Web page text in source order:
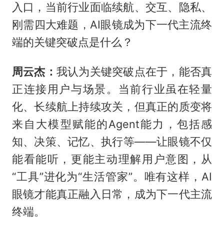
入口，当前行业面临续航、交互、隐私、
刚需四大难题，AI眼镜成为下一代主流终
端的关键突破点是什么？
周云杰： 我认为关键突破点在于，能否真
正连接用户与场景。当前行业虽在轻量
化、长续航上持续攻关，但真正的质变将
来自大模型赋能的Agent能力，包括感
知、决策、记忆、执行等——让眼镜不仅
能看能听，更能主动理解用户意图，从
“工具”进化为“生活管家”。唯有这样，AI
眼镜才能真正融入日常，成为下一代主流
终端。